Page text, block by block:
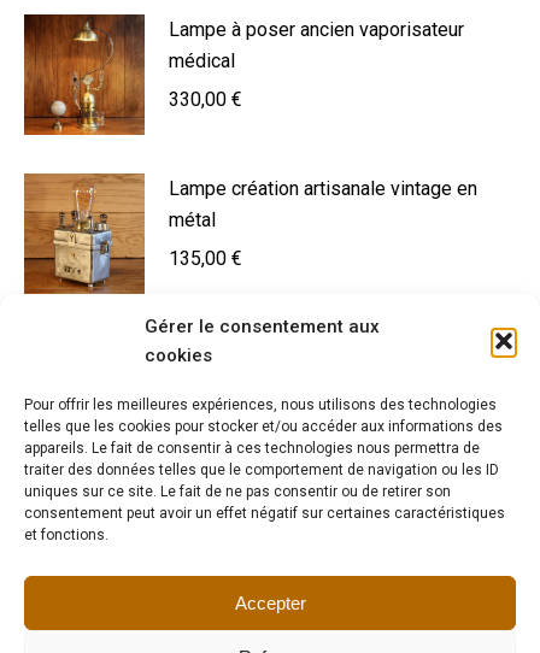
Gérer le consentement aux
cookies
Pour offrir les meilleures expériences, nous utilisons des technologies
telles que les cookies pour stocker et/ou accéder aux informations des
appareils. Le fait de consentir à ces technologies nous permettra de
traiter des données telles que le comportement de navigation ou les ID
uniques sur ce site. Le fait de ne pas consentir ou de retirer son
consentement peut avoir un effet négatif sur certaines caractéristiques
et fonctions.
Accepter
Lampe à poser ancien vaporisateur
médical
330,00 €
Lampe création artisanale vintage en
métal
135,00 €
Lampe Art Déco laiton tulipe fleur
Lampe de métier métal instrument de
200,00€